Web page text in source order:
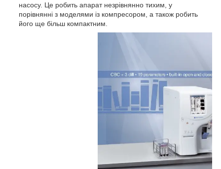
насосу. Це робить апарат незрівнянно тихим, у
порівнянні з моделями із компресором, а також робить
його ще більш компактним.